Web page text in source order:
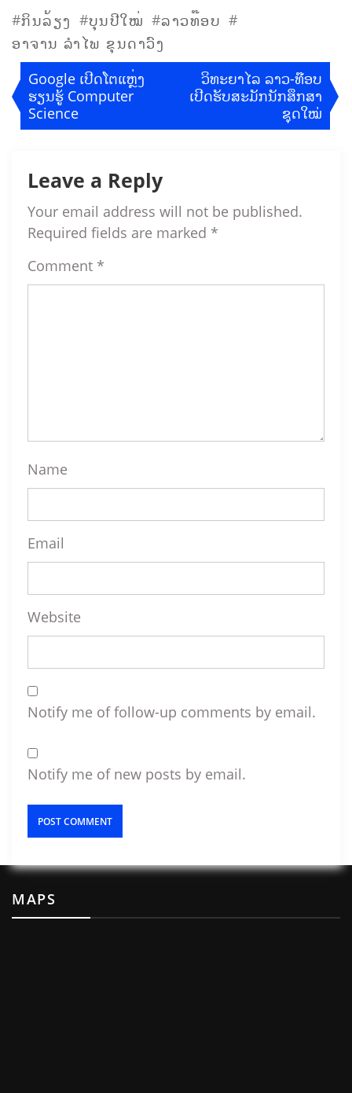
#ກິນລ້ຽງ #ບຸນປີໃໝ່ #ລາວທ໊ອບ #
ອາຈານ ລຳໄພ ຂຸນດາວົງ
Post
navigation
Google ເປີດໂຕແຫຼ່ງ
ຮຽນຮູ້ Computer
Science
ວິທະຍາໄລ ລາວ-ທ໊ອບ
ເປີດຮັບສະມັກນັກສຶກສາ
ຊຸດໃໝ່
Leave a Reply
Your email address will not be published.
Required fields are marked *
Comment *
Name
Email
Website
Notify me of follow-up comments by email.
Notify me of new posts by email.
MAPS